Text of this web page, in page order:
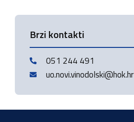
Brzi kontakti
051 244 491
uo.novi.vinodolski@hok.hr